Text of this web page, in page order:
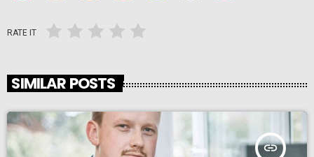
RATE IT
SIMILAR POSTS
insert_link